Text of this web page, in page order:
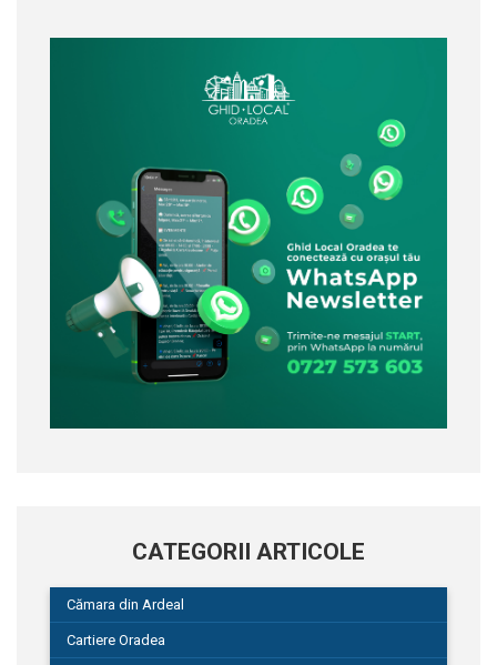
CATEGORII ARTICOLE
Cămara din Ardeal
Cartiere Oradea